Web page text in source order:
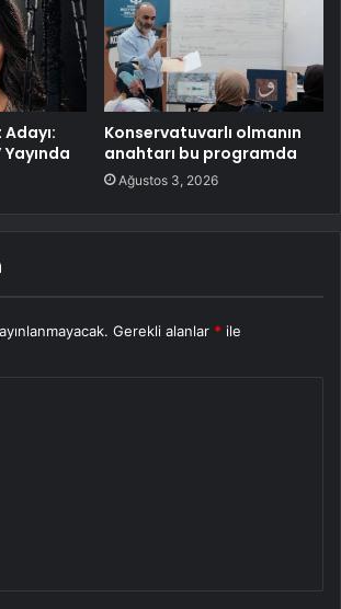
Konservatuvarlı olmanın
anahtarı bu programda
Ağustos 3, 2026
Gerekli alanlar * ile